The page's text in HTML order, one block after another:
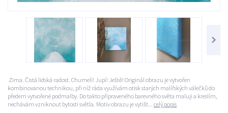
Zima. Čistá lidská radost. Chumelí! Jupí! Ještě! Originál obrazu je vytvořen
kombinovanou technikou, při níž ráda využívám otisk starých malířských válečků do
předem vytvořené podmalby. Do takto připraveného barevného světa maluji a kreslím,
nechávám vzniknout bytosti světla. Motiv obrazu je vytišt... celý popis